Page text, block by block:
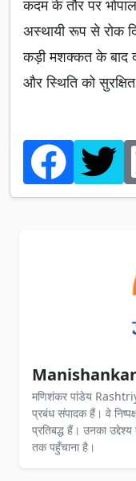
कदम के तौर पर
अस्थायी रूप से रोक
कड़ी मशक्कत के बाद
और स्थिति को सुरक्षित
मणिशंकर पांडेय
प्रबंध संपादक हैं। वे
प्रतिबद्ध हैं। उनका
तक पहुँचाना है।